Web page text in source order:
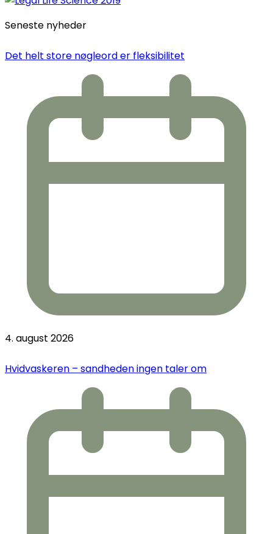
Seneste nyheder
Det helt store nøgleord er fleksibilitet
4. august 2026
Hvidvaskeren – sandheden ingen taler om